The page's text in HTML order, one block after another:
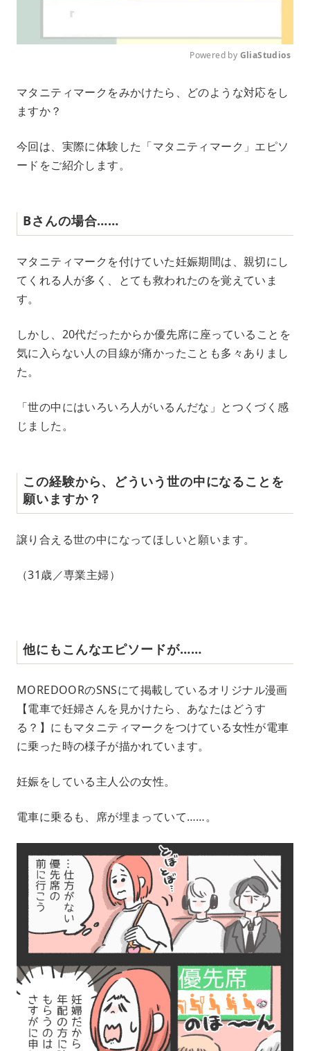
u
Powered by GliaStudios
マタニティマークをみかけたら、どのような対応をし
ますか？
今回は、実際に体験した「マタニティマーク」エピソ
ードをご紹介します。
Bさんの場合……
マタニティマークを付けていた妊娠期間は、親切にし
てくれる人が多く、とても救われたのを覚えていま
す。
しかし、20代だったからか優先席に座っていることを
気に入らない人の目線が痛かったことも多々ありまし
た。
「世の中にはいろいろ人がいるんだな」とつくづく感
じました。
この経験から、どういう世の中になることを
願いますか？
譲り合える世の中になってほしいと願います。
（31歳／専業主婦）
他にもこんなエピソードが……
MOREDOORのSNSにて掲載しているオリジナル漫画
【電車で妊婦さんを見かけたら、あなたはどうす
る？】にもマタニティマークをつけている女性が電車
に乗った時の様子が描かれています。
妊娠をしている主人公の女性。
電車に乗るも、席が埋まっていて……。